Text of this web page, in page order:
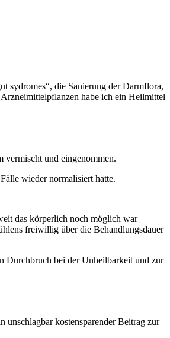
sydromes“, die Sanierung der Darmflora,
habe ich ein Heilmittel
vermischt und eingenommen.
wieder normalisiert hatte.
das körperlich noch möglich war
freiwillig über die Behandlungsdauer
Durchbruch bei der Unheilbarkeit und zur
kostensparender Beitrag zur